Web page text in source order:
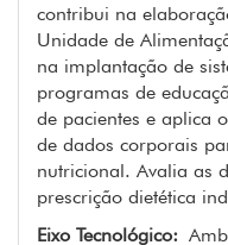
contribui na
Unidade de
na implantação de
programas de
de pacientes e aplica
de dados corporais
nutricional. Avalia as
prescrição dietética
Eixo Tecnológico: